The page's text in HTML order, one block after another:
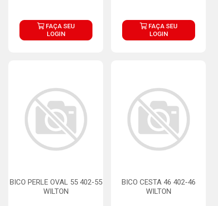
FAÇA SEU
LOGIN
FAÇA SEU
LOGIN
BICO PERLE OVAL 55 402-55
WILTON
BICO CESTA 46 402-46
WILTON